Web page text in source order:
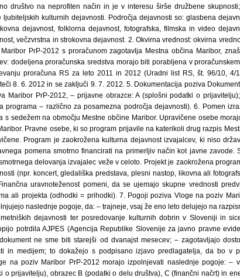
društvo na neprofiten način in je v interesu širše družbene
kulturnih dejavnosti. Področja dejavnosti so: glasbena
dejavnost, folklorna dejavnost, fotografska, filmska in video
večzvrstna in strokovna dejavnost. 2. Okvirna vrednost: okvirna
PrP-2012 s proračunom zagotavlja Mestna občina Maribor,
dodeljena proračunska sredstva morajo biti porabljena v
proračuna RS za leto 2011 in 2012 (Uradni list RS, št. 96/10, 4/
8. 6. 2012 in se zaključi 9. 7. 2012. 5. Dokumentacija poziva
Maribor PrP-2012, – prijavne obrazce: A (splošni podatki o
programa – različno za posamezna področja dejavnosti). 6. Pomen
s sedežem na območju Mestne občine Maribor. Upravičene osebe
Pravne osebe, ki so program prijavile na katerikoli drug razpis
Program je zaokrožena kulturna dejavnost izvajalcev, ki niso
pomena smotrno financirati na primerljiv način kot javne zavode.
delovanja izvajalec veže v celoto. Projekt je zaokrožena
(npr. koncert, gledališka predstava, plesni nastop, likovna ali
uravnoteženost pomeni, da se ujemajo skupne vrednosti
ali projekta (odhodki = prihodki). 7. Pogoji poziva Vloge na poziv
naslednje pogoje, da: – trajneje, vsaj že eno leto delujejo na
dejavnosti ter posredovanje kulturnih dobrin v Sloveniji in
potrdila AJPES (Agencija Republike Slovenije za javno pravne
ne sme biti starejši od dvanajst mesecev; – zagotavljajo
in medijem; to dokažejo s podpisano izjavo predlagatelja, da bo v
na poziv Maribor PrP-2012 morajo izpolnjevati naslednje pogoje: –
o prijavitelju), obrazec B (podatki o delu društva), C (finančni načrt) in